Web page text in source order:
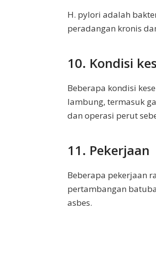
H. pylori adalah
peradangan kronis
10. Kondisi
Beberapa kondisi
lambung, termasuk
dan operasi perut
11. Pekerjaan
Beberapa pekerjaan
pertambangan
asbes.